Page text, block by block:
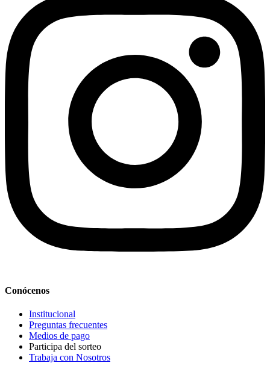
Conócenos
Institucional
Preguntas frecuentes
Medios de pago
Participa del sorteo
Trabaja con Nosotros